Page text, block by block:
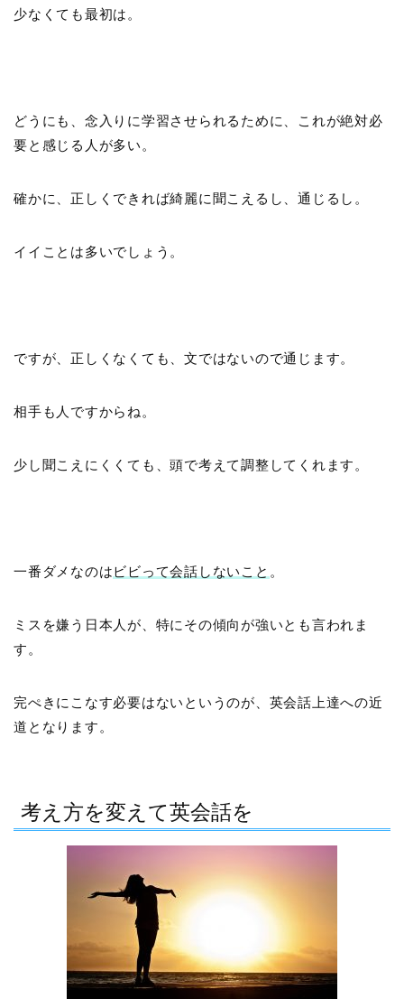
少なくても最初は。
どうにも、念入りに学習させられるために、これが絶対必
要と感じる人が多い。
確かに、正しくできれば綺麗に聞こえるし、通じるし。
イイことは多いでしょう。
ですが、正しくなくても、文ではないので通じます。
相手も人ですからね。
少し聞こえにくくても、頭で考えて調整してくれます。
一番ダメなのはビビって会話しないこと 。
ミスを嫌う日本人が、特にその傾向が強いとも言われま
す。
完ぺきにこなす必要はないというのが、英会話上達への近
道となります。
考え方を変えて英会話を